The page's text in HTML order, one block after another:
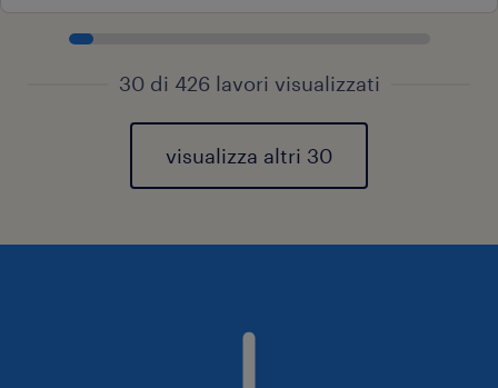
30 di 426 lavori visualizzati
visualizza altri 30